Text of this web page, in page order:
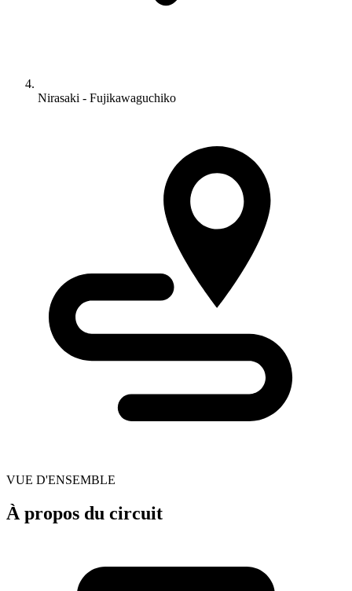
Nirasaki - Fujikawaguchiko
VUE D'ENSEMBLE
À propos du circuit